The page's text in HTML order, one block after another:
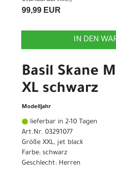
99,99 EUR
IN DEN
Basil Skane
XL schwarz
Modelljahr
lieferbar in 2-10 Tagen
Art.Nr. 03291077
Größe XXL, jet black
Farbe: schwarz
Geschlecht: Herren